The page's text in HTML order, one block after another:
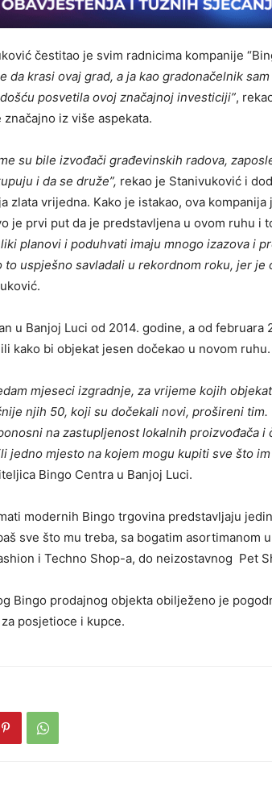
čestitao je svim radnicima kompanije
da krasi ovaj grad, a ja kao gradonačelnik
posvetila ovoj značajnoj investiciji”,
iz više aspekata.
su bile izvođači građevinskih radova,
i da se druže”, rekao je Stanivuković i
zlata vrijedna. Kako je istakao, ova
je prvi put da je predstavljena u ovom ruhu i
planovi i poduhvati imaju mnogo izazova i
to uspješno savladali u rekordnom roku, jer je
u Banjoj Luci od 2014. godine, a od
kako bi objekat jesen dočekao u novom ruhu.
mjeseci izgradnje, za vrijeme kojih
njih 50, koji su dočekali novi, prošireni tim.
na zastupljenost lokalnih proizvođača i
jedno mjesto na kojem mogu kupiti sve što im
Bingo Centra u Banjoj Luci.
modernih Bingo trgovina predstavljaju
sve što mu treba, sa bogatim asortimanom
i Techno Shop-a, do neizostavnog Pet
Bingo prodajnog objekta obilježeno je
posjetioce i kupce.